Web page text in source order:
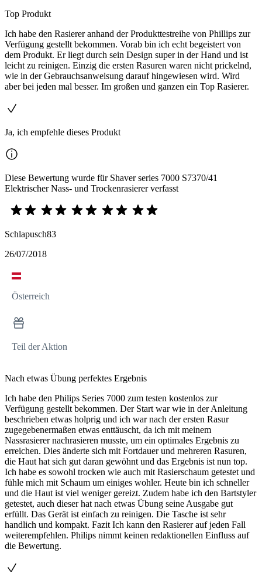
Top Produkt
Ich habe den Rasierer anhand der Produkttestreihe von Phillips zur
Verfügung gestellt bekommen. Vorab bin ich echt begeistert von
dem Produkt. Er liegt durch sein Design super in der Hand und ist
leicht zu reinigen. Einzig die ersten Rasuren waren nicht prickelnd,
wie in der Gebrauchsanweisung darauf hingewiesen wird. Wird
aber bei jeden mal besser. Im großen und ganzen ein Top Rasierer.
Ja, ich empfehle dieses Produkt
Diese Bewertung wurde für Shaver series 7000 S7370/41
Elektrischer Nass- und Trockenrasierer verfasst
Schlapusch83
26/07/2018
Österreich
Teil der Aktion
Nach etwas Übung perfektes Ergebnis
Ich habe den Philips Series 7000 zum testen kostenlos zur
Verfügung gestellt bekommen. Der Start war wie in der Anleitung
beschrieben etwas holprig und ich war nach der ersten Rasur
zugegebenermaßen etwas enttäuscht, da ich mit meinem
Nassrasierer nachrasieren musste, um ein optimales Ergebnis zu
erreichen. Dies änderte sich mit Fortdauer und mehreren Rasuren,
die Haut hat sich gut daran gewöhnt und das Ergebnis ist nun top.
Ich habe es sowohl trocken wie auch mit Rasierschaum getestet und
fühle mich mit Schaum um einiges wohler. Heute bin ich schneller
und die Haut ist viel weniger gereizt. Zudem habe ich den Bartstyler
getestet, auch dieser hat nach etwas Übung seine Ausgabe gut
erfüllt. Das Gerät ist einfach zu reinigen. Die Tasche ist sehr
handlich und kompakt. Fazit Ich kann den Rasierer auf jeden Fall
weiterempfehlen. Philips nimmt keinen redaktionellen Einfluss auf
die Bewertung.